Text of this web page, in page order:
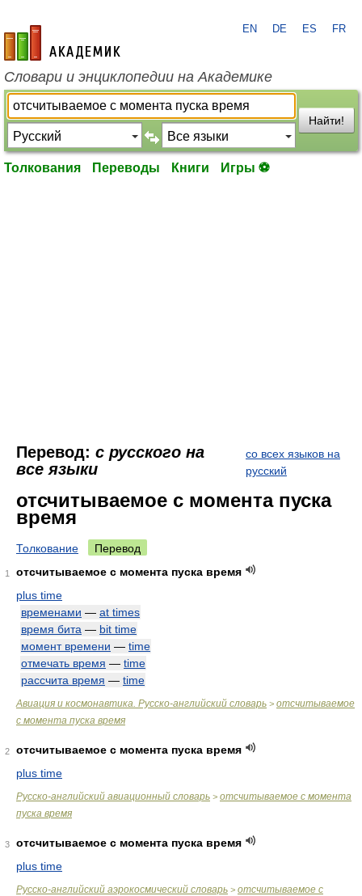
academic.ru
EN DE ES FR
Словари и энциклопедии на Академике
Найти!
Толкования Переводы Книги Игры ⚽
Перевод: с русского на
все языки
со всех языков на
русский
отсчитываемое с момента пуска
время
Толкование Перевод
1
отсчитываемое с момента пуска время
plus time
временами — at times
время бита — bit time
момент времени — time
отмечать время — time
рассчита время — time
Авиация и космонавтика. Русско-английский словарь > отсчитываемое
с момента пуска время
2
отсчитываемое с момента пуска время
plus time
Русско-английский авиационный словарь > отсчитываемое с момента
пуска время
3
отсчитываемое с момента пуска время
plus time
Русско-английский аэрокосмический словарь > отсчитываемое с